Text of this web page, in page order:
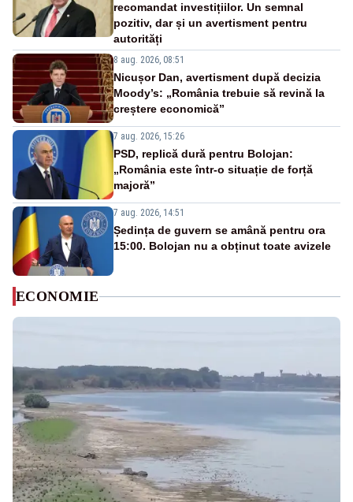
recomandat investițiilor. Un semnal
pozitiv, dar și un avertisment pentru
autorități
8 aug. 2026, 08:51
Nicușor Dan, avertisment după decizia
Moody’s: „România trebuie să revină la
creștere economică”
7 aug. 2026, 15:26
PSD, replică dură pentru Bolojan:
„România este într-o situație de forță
majoră”
7 aug. 2026, 14:51
Ședința de guvern se amână pentru ora
15:00. Bolojan nu a obținut toate avizele
ECONOMIE